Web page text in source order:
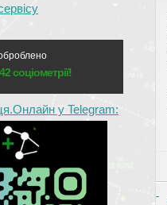
соціометрії!
у Telegram: